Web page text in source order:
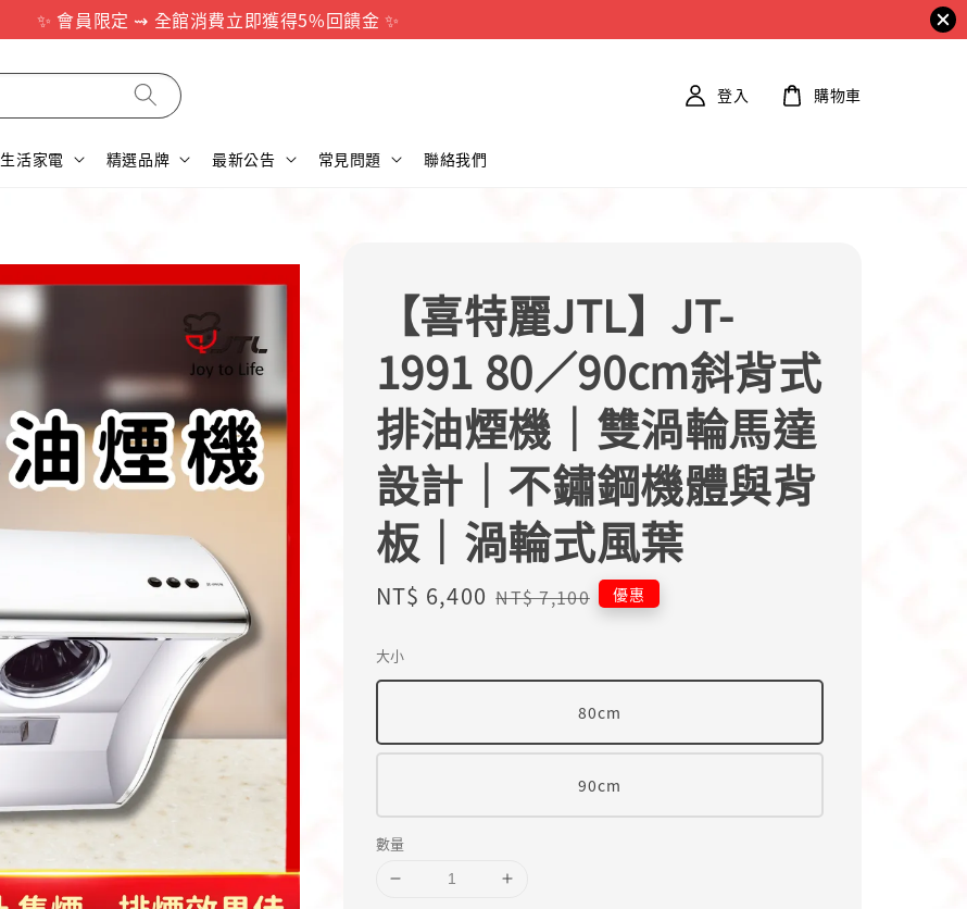
✨ 會員限定 ⇝ 全館消費立即獲得5%回饋金 ✨
生活家電 精選品牌 最新公告 常見問題 聯絡我們
登入 購物車
【喜特麗JTL】JT-
1991 80／90cm斜背式
排油煙機｜雙渦輪馬達
設計｜不鏽鋼機體與背
板｜渦輪式風葉
Sale
NT$ 6,400 Regular
NT$ 7,100 優惠
大小
80cm
90cm
數量